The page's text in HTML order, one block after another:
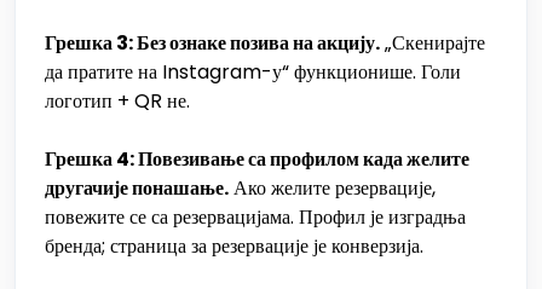
Грешка 3: Без ознаке позива на акцију.„Скенирајте
да пратите на Instagram-у“ функционише. Голи
логотип + QR не.
Грешка 4: Повезивање са профилом када желите
другачије понашање.Ако желите резервације,
повежите се са резервацијама. Профил је изградња
бренда; страница за резервације је конверзија.